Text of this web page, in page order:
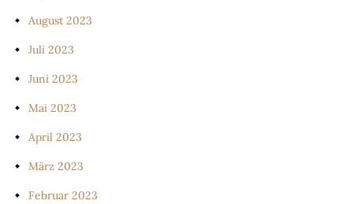
August 2023
Juli 2023
Juni 2023
Mai 2023
April 2023
März 2023
Februar 2023